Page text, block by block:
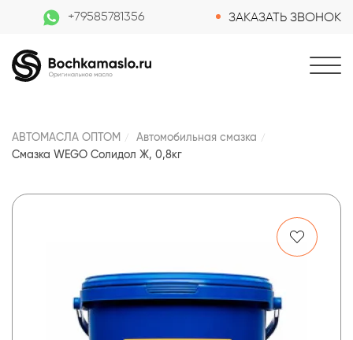
+79585781356 ЗАКАЗАТЬ ЗВОНОК
АВТОМАСЛА ОПТОМ
Автомобильная смазка
Смазка WEGO Солидол Ж, 0,8кг